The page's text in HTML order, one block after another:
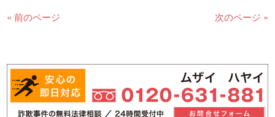
« 前のページ 次のページ »